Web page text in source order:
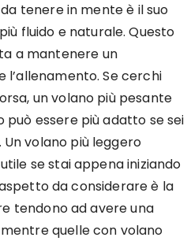
tenere in mente è il suo
fluido e naturale. Questo
a mantenere un
Se cerchi
un volano più pesante
può essere più adatto se sei
volano più leggero
se stai appena iniziando
da considerare è la
tendono ad avere una
quelle con volano